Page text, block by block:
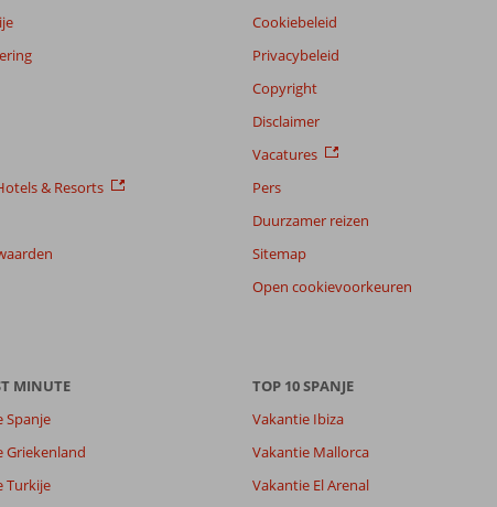
& Resorts
Cookiebeleid
Privacybeleid
Copyright
Disclaimer
Vacatures
Pers
Duurzamer reizen
Sitemap
Open cookievoorkeuren
MINUTE
Spanje
Griekenland
Turkije
TOP 10 SPANJE
Vakantie Ibiza
Vakantie Mallorca
Vakantie El Arenal